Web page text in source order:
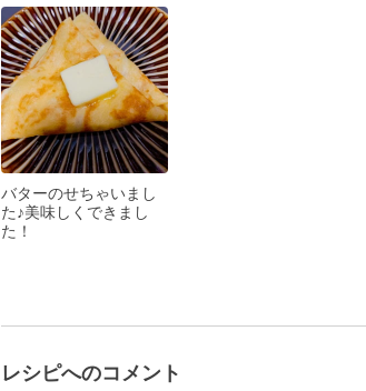
バターのせちゃいまし
た♪美味しくできまし
た！
レシピへのコメント